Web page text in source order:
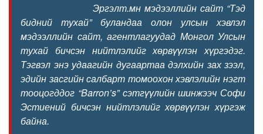
Эргэлт.мн мэдээллийн сайт “Тэд
бидний тухай” буландаа олон улсын хэвлэл
мэдээллийн сайт, агентлагуудад Монгол Улсын
тухай бичсэн нийтлэлийг хөрвүүлэн хүргэдэг.
Тэгвэл энэ удаагийн дугаартаа дэлхийн зах зээл,
эдийн засгийн салбарт томоохон хэвлэлийн нэгт
тооцогддог “Barron’s” сэтгүүлийн шинжээч Софи
Эстиений бичсэн нийтлэлийг хөрвүүлэн хүргэж
байна.